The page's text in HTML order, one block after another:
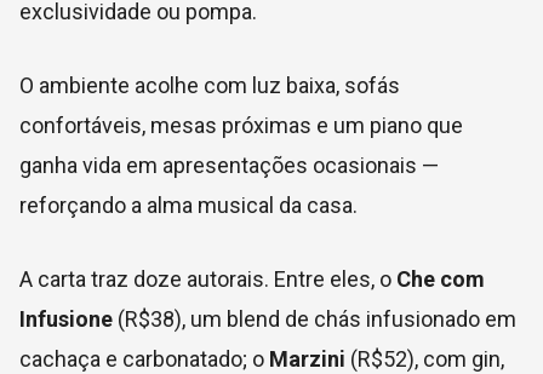
exclusividade ou pompa.
O ambiente acolhe com luz baixa, sofás
confortáveis, mesas próximas e um piano que
ganha vida em apresentações ocasionais —
reforçando a alma musical da casa.
A carta traz doze autorais. Entre eles, o Che com
Infusione (R$38), um blend de chás infusionado em
cachaça e carbonatado; o Marzini (R$52), com gin,